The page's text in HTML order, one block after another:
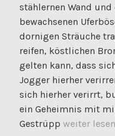
stählernen Wand
bewachsenen
dornigen Sträuche
reifen, köstlichen
gelten kann, dass
Jogger hierher
sich hierher verirrt,
ein Geheimnis mit
Gestrüpp weiter lesen